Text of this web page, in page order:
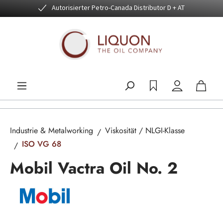
Zum Hauptinhalt springenAutorisierter Petro-Canada Distributor D + AT
Industrie & Metalworking
Viskosität / NLGI-Klasse
ISO VG 68
Mobil Vactra Oil No. 2